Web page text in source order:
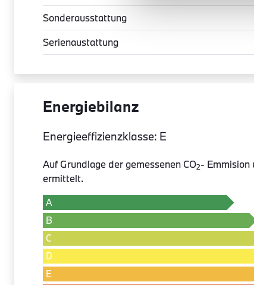
Sonderausstattung
Serienaustattung
Energiebilanz
Energieeffizienzklasse: E
Auf Grundlage der gemessenen CO2- Emmision
ermittelt.
A
B
C
D
E